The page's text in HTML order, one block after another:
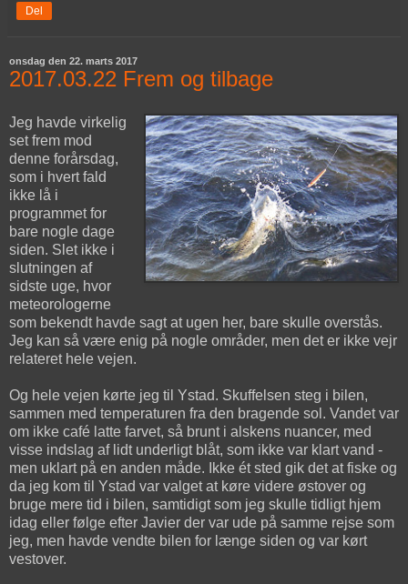
Del
onsdag den 22. marts 2017
2017.03.22 Frem og tilbage
Jeg havde virkelig
set frem mod
denne forårsdag,
som i hvert fald
ikke lå i
programmet for
bare nogle dage
siden. Slet ikke i
slutningen af
sidste uge, hvor
meteorologerne
som bekendt havde sagt at ugen her, bare skulle overstås.
Jeg kan så være enig på nogle områder, men det er ikke vejr
relateret hele vejen.
Og hele vejen kørte jeg til Ystad. Skuffelsen steg i bilen,
sammen med temperaturen fra den bragende sol. Vandet var
om ikke café latte farvet, så brunt i alskens nuancer, med
visse indslag af lidt underligt blåt, som ikke var klart vand -
men uklart på en anden måde. Ikke ét sted gik det at fiske og
da jeg kom til Ystad var valget at køre videre østover og
bruge mere tid i bilen, samtidigt som jeg skulle tidligt hjem
idag eller følge efter Javier der var ude på samme rejse som
jeg, men havde vendte bilen for længe siden og var kørt
vestover.